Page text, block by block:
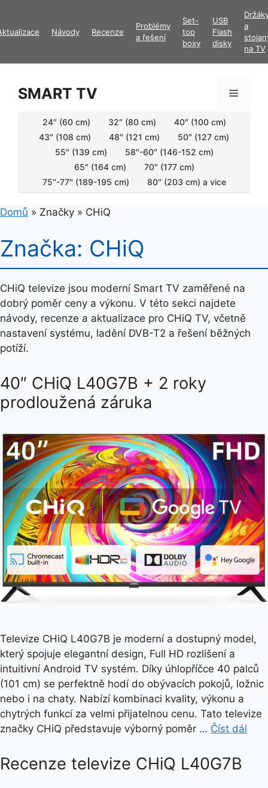
obsah
Návody Recenze
Problémy
a řešení
Set-
top
boxy
USB
Flash
disky
a
na TV
SMART TV Menu
24″ (60 cm) 32″ (80 cm)
40″ (100 cm)
43″ (108 cm)
48″ (121 cm)
50″ (127 cm)
55″ (139 cm)
58″-60″ (146-152 cm)
65″ (164 cm)
70″ (177 cm)
75″-77″ (189-195 cm)
80″ (203 cm) a vice
Domů » Značky » CHiQ
Značka: CHiQ
CHiQ televize jsou moderní Smart TV zaměřené na
dobrý poměr ceny a výkonu. V této sekci najdete
návody, recenze a aktualizace pro CHiQ TV, včetně
nastavení systému, ladění DVB-T2 a řešení běžných
potíží.
40″ CHiQ L40G7B + 2 roky
prodloužená záruka
Televize CHiQ L40G7B je moderní a dostupný model,
který spojuje elegantní design, Full HD rozlišení a
intuitivní Android TV systém. Díky úhlopříčce 40 palců
(101 cm) se perfektně hodí do obývacích pokojů, ložnic
nebo i na chaty. Nabízí kombinaci kvality, výkonu a
chytrých funkcí za velmi přijatelnou cenu. Tato televize
značky CHiQ představuje výborný poměr … Číst dál
Recenze televize CHiQ L40G7B